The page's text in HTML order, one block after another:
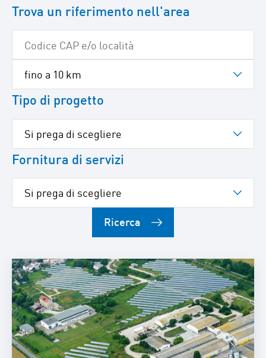
Trova un riferimento nell'area
Tipo di progetto
Fornitura di servizi
Ricerca